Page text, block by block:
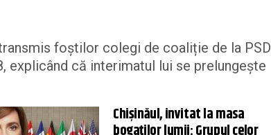
foștilor colegi de coaliție de la PSD
explicând că interimatul lui se prelungeşte
Chișinăul, invitat la masa